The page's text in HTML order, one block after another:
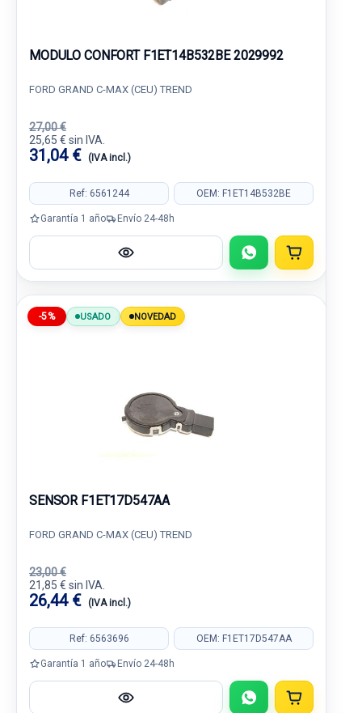
MODULO CONFORT F1ET14B532BE 2029992
FORD GRAND C-MAX (CEU) TREND
27,00 €
25,65 € sin IVA.
31,04 € (IVA incl.)
Ref: 6561244 OEM: F1ET14B532BE
Garantía 1 año Envío 24-48h
-5% USADO NOVEDAD
SENSOR F1ET17D547AA
FORD GRAND C-MAX (CEU) TREND
23,00 €
21,85 € sin IVA.
26,44 € (IVA incl.)
Ref: 6563696 OEM: F1ET17D547AA
Garantía 1 año Envío 24-48h